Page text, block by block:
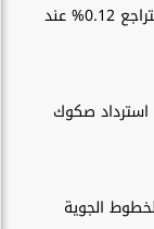
مؤشر السوق السعودية يتراجع 0.12% عند
استرداد صكوك
الجوية